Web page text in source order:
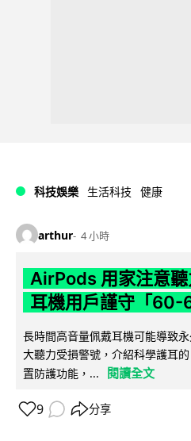
科技娛樂 生活科技 健康
arthur 4 小時
AirPods 用家注意
耳機用戶謹守「60-
長時間高音量佩戴耳機可能導致
大聽力受損警號，介紹科學護耳
置防護功能，...
閱讀全文
9 分享